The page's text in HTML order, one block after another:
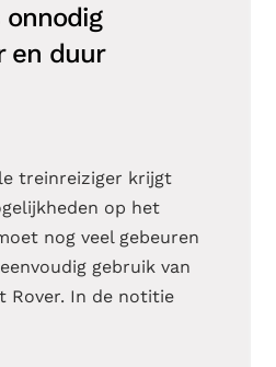
en duur
treinreiziger krijgt
op het
nog veel gebeuren
gebruik van
Rover. In de notitie